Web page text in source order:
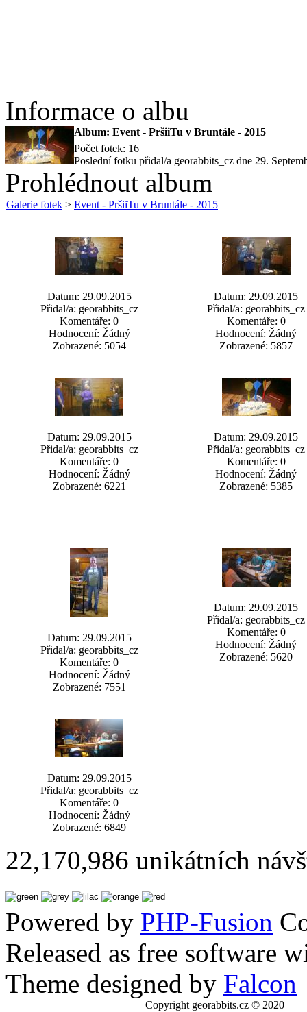
Informace o albu
Album: Event - PršiiTu v Bruntále - 2015
Počet fotek: 16
Poslední fotku přidal/a georabbits_cz dne 29.
Prohlédnout album
Galerie fotek > Event - PršiiTu v Bruntále - 2015
Datum: 29.09.2015
Přidal/a: georabbits_cz
Komentáře: 0
Hodnocení: Žádný
Zobrazené: 5054
Datum: 29.09.2015
Přidal/a: georabbits_cz
Komentáře: 0
Hodnocení: Žádný
Zobrazené: 5857
Datum: 29.09.2015
Přidal/a: georabbits_cz
Komentáře: 0
Hodnocení: Žádný
Zobrazené: 6221
Datum: 29.09.2015
Přidal/a: georabbits_cz
Komentáře: 0
Hodnocení: Žádný
Zobrazené: 5385
Datum: 29.09.2015
Přidal/a: georabbits_cz
Komentáře: 0
Hodnocení: Žádný
Zobrazené: 7551
Datum: 29.09.2015
Přidal/a: georabbits_cz
Komentáře: 0
Hodnocení: Žádný
Zobrazené: 5620
Datum: 29.09.2015
Přidal/a: georabbits_cz
Komentáře: 0
Hodnocení: Žádný
Zobrazené: 6849
22,170,986 unikátních
Powered by PHP-Fusion
Released as free software
Theme designed by Falcon
Copyright georabbits.cz © 2020